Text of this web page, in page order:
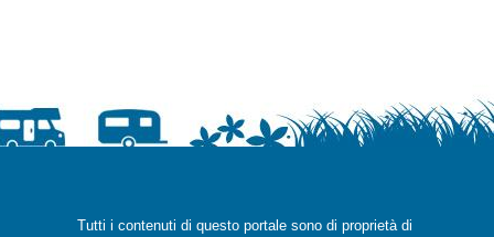
Tutti i contenuti di questo portale sono di proprietà di